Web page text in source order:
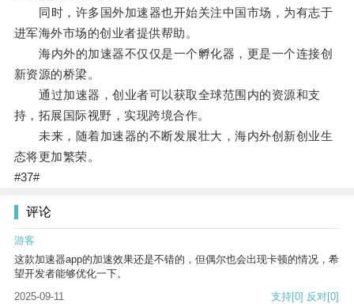
同时，许多国外加速器也开始关注中国市场，为有志于
进军海外市场的创业者提供帮助。
海内外的加速器不仅仅是一个孵化器，更是一个连接创
新资源的桥梁。
通过加速器，创业者可以获取全球范围内的资源和支
持，拓展国际视野，实现跨境合作。
未来，随着加速器的不断发展壮大，海内外创新创业生
态将更加繁荣。
#37#
评论
游客
这款加速器app的加速效果还是不错的，但偶尔也会出现卡顿的情况，希
望开发者能够优化一下。
2025-09-11
支持[0] 反对[0]